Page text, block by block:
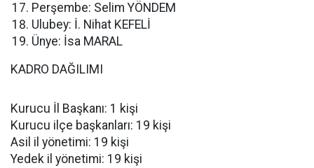
Perşembe: Selim YÖNDEM
Ulubey: İ. Nihat KEFELİ
Ünye: İsa MARAL
KADRO DAĞILIMI
Kurucu İl Başkanı: 1 kişi
Kurucu ilçe başkanları: 19 kişi
Asil il yönetimi: 19 kişi
Yedek il yönetimi: 19 kişi